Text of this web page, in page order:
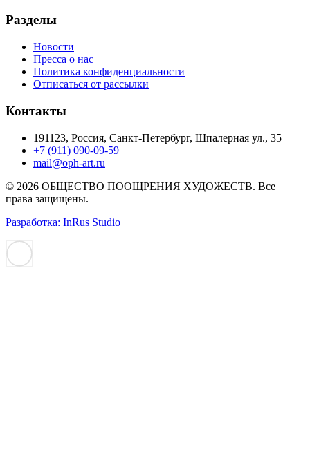
Разделы
Новости
Пресса о нас
Политика конфиденциальности
Отписаться от рассылки
Контакты
191123, Россия, Санкт-Петербург, Шпалерная ул., 35
+7 (911) 090-09-59
mail@oph-art.ru
© 2026 ОБЩЕСТВО ПООЩРЕНИЯ ХУДОЖЕСТВ. Все
права защищены.
Разработка: InRus Studio